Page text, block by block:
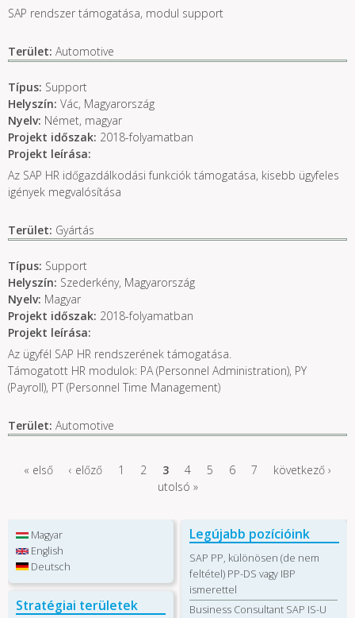
SAP rendszer támogatása, modul support
Terület: Automotive
Típus: Support
Helyszín: Vác, Magyarország
Nyelv: Német, magyar
Projekt időszak: 2018-folyamatban
Projekt leírása:
Az SAP HR időgazdálkodási funkciók támogatása, kisebb ügyfeles
igények megvalósítása
Terület: Gyártás
Típus: Support
Helyszín: Szederkény, Magyarország
Nyelv: Magyar
Projekt időszak: 2018-folyamatban
Projekt leírása:
Az ügyfél SAP HR rendszerének támogatása.
Támogatott HR modulok: PA (Personnel Administration), PY
(Payroll), PT (Personnel Time Management)
Terület: Automotive
Oldalak
« első ‹ előző 1 2 3 4 5 6 7
következő ›
utolsó »
Magyar
English
Deutsch
Stratégiai területek
Legújabb pozícióink
SAP PP, különösen (de nem
feltétel) PP-DS vagy IBP
ismerettel
Business Consultant SAP IS-U